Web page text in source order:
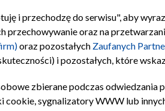
Regulamin
i przechodzę do serwisu", aby
przechowywanie oraz na
oraz pozostałych Zaufanych
i pozostałych, które
zbierane podczas odwiedzania
cookie, sygnalizatory WWW lub